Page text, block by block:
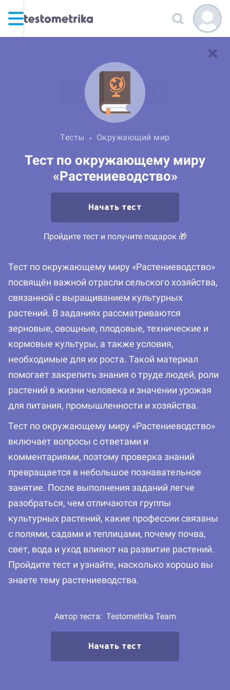
Тесты Окружающий мир
Тест по окружающему миру
«Растениеводство»
Начать тест
Пройдите тест и получите подарок 🎁
Тест по окружающему миру «Растениеводство»
посвящён важной отрасли сельского хозяйства,
связанной с выращиванием культурных
растений. В заданиях рассматриваются
зерновые, овощные, плодовые, технические и
кормовые культуры, а также условия,
необходимые для их роста. Такой материал
помогает закрепить знания о труде людей, роли
растений в жизни человека и значении урожая
для питания, промышленности и хозяйства.
Тест по окружающему миру «Растениеводство»
включает вопросы с ответами и
комментариями, поэтому проверка знаний
превращается в небольшое познавательное
занятие. После выполнения заданий легче
разобраться, чем отличаются группы
культурных растений, какие профессии связаны
с полями, садами и теплицами, почему почва,
свет, вода и уход влияют на развитие растений.
Пройдите тест и узнайте, насколько хорошо вы
знаете тему растениеводства.
Автор теста: Testometrika Team
Начать тест